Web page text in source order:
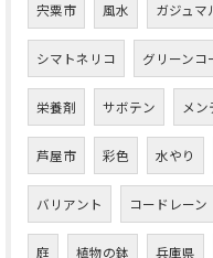
宍粟市 風水 ガジュマ
シマトネリコ グリーンコ
栄養剤 サボテン メ
芦屋市 彩色 水やり
バリアント コードレーン
庭 植物の鉢 兵庫県